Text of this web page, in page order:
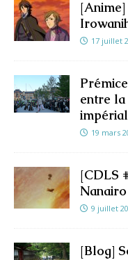
17 juillet
entre
impérial
19 mars
[CDLS
Nanairo
9 juillet
[Blog]